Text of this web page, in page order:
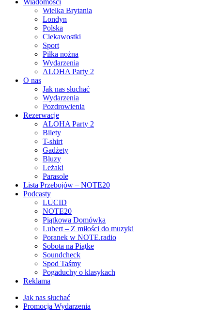
Wiadomości
Wielka Brytania
Londyn
Polska
Ciekawostki
Sport
Piłka nożna
Wydarzenia
ALOHA Party 2
O nas
Jak nas słuchać
Wydarzenia
Pozdrowienia
Rezerwacje
ALOHA Party 2
Bilety
T-shirt
Gadżety
Bluzy
Leżaki
Parasole
Lista Przebojów – NOTE20
Podcasty
LUCID
NOTE20
Piątkowa Domówka
Lubert – Z miłości do muzyki
Poranek w NOTE.radio
Sobota na Piątke
Soundcheck
Spod Taśmy
Pogaduchy o klasykach
Reklama
Jak nas słuchać
Promocja Wydarzenia